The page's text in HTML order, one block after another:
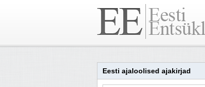
Eesti ajaloolised ajakirjad